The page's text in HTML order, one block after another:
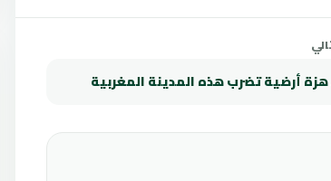
أرضية تضرب هذه المدينة المغربية